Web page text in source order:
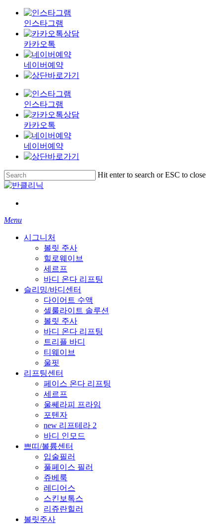
인스타그램
카카오톡
네이버예약
인스타그램
카카오톡
네이버예약
Skip
to
main
content
Hit enter to search or ESC to close
Close
Menu
시그니처
볼릿 주사
힐로웨이브
세르프
바디 온다 리프팅
슬리밍/바디센터
다이어트 수액
셀룰라이트 솔루션
볼릿 주사
바디 온다 리프팅
트리플 바디
티웨이브
울핏
리프팅센터
페이스 온다 리프팅
세르프
울쎄라피 프라임
포텐자
new 리프테라 2
바디 인모드
쁘띠/볼륨센터
입술필러
풀페이스 필러
쥬베룩
레디어스
스킨보톡스
리쥬란힐러
볼릿주사